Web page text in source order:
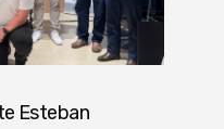
Esteban